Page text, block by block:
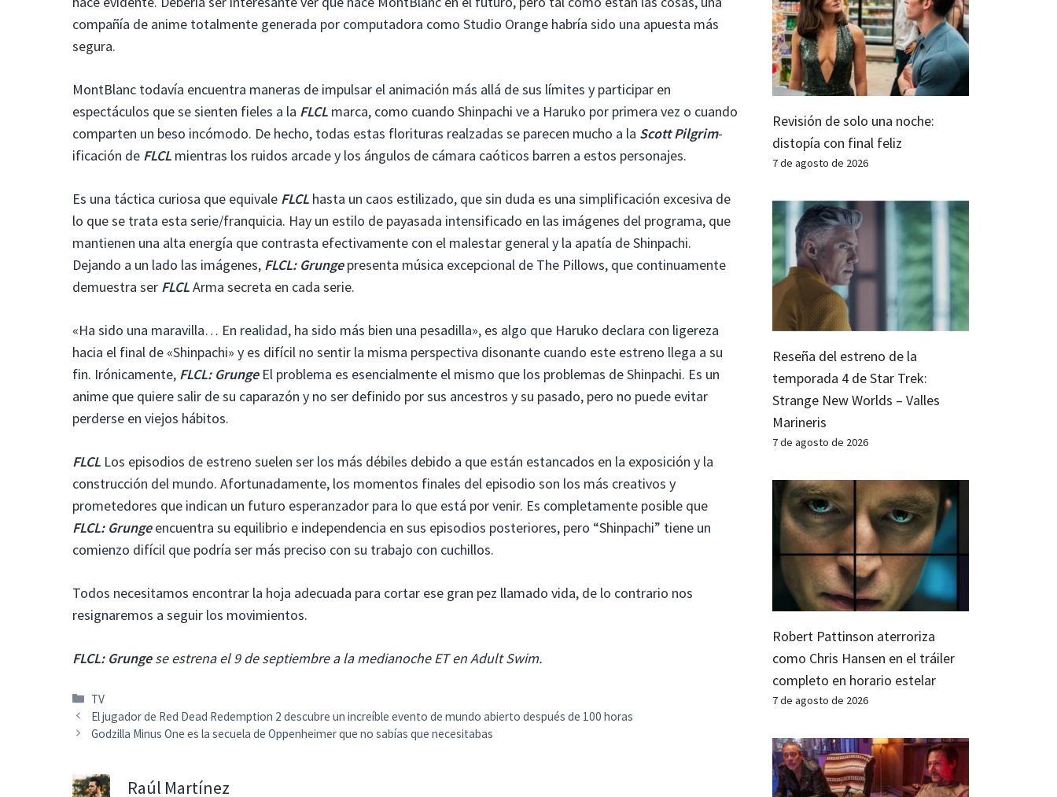
compañía de anime totalmente generada por computadora como Studio Orange habría sido una apuesta más
segura.
MontBlanc todavía encuentra maneras de impulsar el animación más allá de sus límites y participar en
espectáculos que se sienten fieles a la FLCL marca, como cuando Shinpachi ve a Haruko por primera vez o cuando
comparten un beso incómodo. De hecho, todas estas florituras realzadas se parecen mucho a la Scott Pilgrim-
ificación de FLCL mientras los ruidos arcade y los ángulos de cámara caóticos barren a estos personajes.
Es una táctica curiosa que equivale FLCL hasta un caos estilizado, que sin duda es una simplificación excesiva de
lo que se trata esta serie/franquicia. Hay un estilo de payasada intensificado en las imágenes del programa, que
mantienen una alta energía que contrasta efectivamente con el malestar general y la apatía de Shinpachi.
Dejando a un lado las imágenes, FLCL: Grungepresenta música excepcional de The Pillows, que continuamente
demuestra ser FLCLArma secreta en cada serie.
«Ha sido una maravilla… En realidad, ha sido más bien una pesadilla», es algo que Haruko declara con ligereza
hacia el final de «Shinpachi» y es difícil no sentir la misma perspectiva disonante cuando este estreno llega a su
fin. Irónicamente, FLCL: Grunge El problema es esencialmente el mismo que los problemas de Shinpachi. Es un
anime que quiere salir de su caparazón y no ser definido por sus ancestros y su pasado, pero no puede evitar
perderse en viejos hábitos.
FLCL Los episodios de estreno suelen ser los más débiles debido a que están estancados en la exposición y la
construcción del mundo. Afortunadamente, los momentos finales del episodio son los más creativos y
prometedores que indican un futuro esperanzador para lo que está por venir. Es completamente posible que
FLCL: Grungeencuentra su equilibrio e independencia en sus episodios posteriores, pero “Shinpachi” tiene un
comienzo difícil que podría ser más preciso con su trabajo con cuchillos.
Todos necesitamos encontrar la hoja adecuada para cortar ese gran pez llamado vida, de lo contrario nos
resignaremos a seguir los movimientos.
FLCL: Grungese estrena el 9 de septiembre a la medianoche ET en Adult Swim.
Categorías
TV
El jugador de Red Dead Redemption 2 descubre un increíble evento de mundo abierto después de 100 horas
Godzilla Minus One es la secuela de Oppenheimer que no sabías que necesitabas
Raúl Martínez
Revisión de solo una noche:
distopía con final feliz
7 de agosto de 2026
Reseña del estreno de la
temporada 4 de Star Trek:
Strange New Worlds – Valles
Marineris
7 de agosto de 2026
Robert Pattinson aterroriza
como Chris Hansen en el tráiler
completo en horario estelar
7 de agosto de 2026